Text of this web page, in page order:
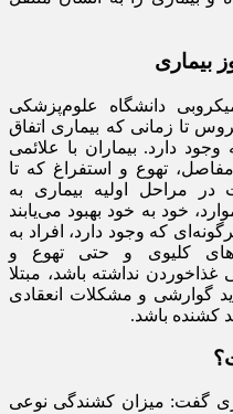
بیماری
دانشگاه علوم‌پزشکی
تا زمانی که بیماری اتفاق
۸ هفته فاصله وجود دارد. بیماران با علائمی
تهوع و استفراغ که تا
در مراحل اولیه بیماری به
خود به خود بهبود می‌یابند
که وجود دارد، افراد به
کلیوی و حتی تهوع و
غذاخوردن نداشته باشد، مبتلا
گوارشی و مشکلات انعقادی
کشنده‌ باشد.
گفت: میزان کشندگی نوعی